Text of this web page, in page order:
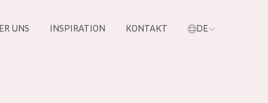
UNS INSPIRATION KONTAKT DE